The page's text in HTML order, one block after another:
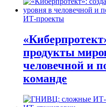
ИТ-проекты
продукты
человечной и
команде